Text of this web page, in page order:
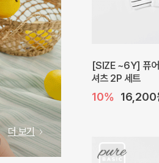
더 보기
캐더린 뷔스티에
10% 24,300